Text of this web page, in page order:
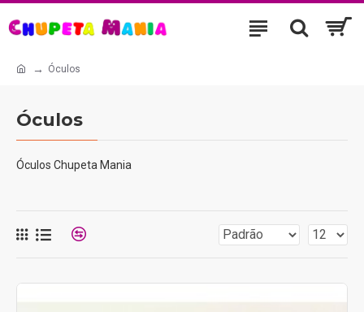
Óculos
Óculos
Óculos Chupeta Mania